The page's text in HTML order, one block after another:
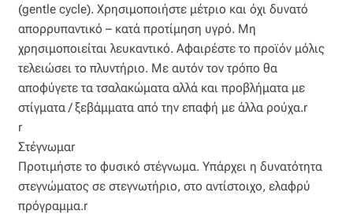
Οργάντζα με φλοκ
Οργάντζα μεταξωτή
Οργάντζα ντεβορέ
Οργάντζα τσαλακωτή
Σενίλ
(gentle cycle). Χρησιμοποιήστε μέτριο και όχι δυνατό
απορρυπαντικό – κατά προτίμηση υγρό. Μη
χρησιμοποιείται λευκαντικό. Αφαιρέστε το προϊόν μόλις
τελειώσει το πλυντήριο. Με αυτόν τον τρόπο θα
αποφύγετε τα τσαλακώματα αλλά και προβλήματα με
στίγματα / ξεβάμματα από την επαφή με άλλα ρούχα.r
r
Στέγνωμαr
Προτιμήστε το φυσικό στέγνωμα. Υπάρχει η δυνατότητα
στεγνώματος σε στεγνωτήριο, στο αντίστοιχο, ελαφρύ
πρόγραμμα.r